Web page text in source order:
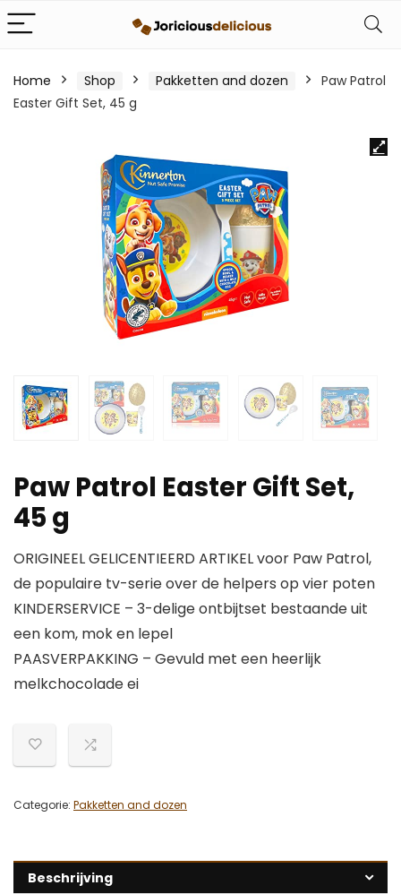
Home Shop Pakketten and dozen
Paw Patrol
Easter Gift Set, 45 g
Paw Patrol Easter Gift Set,
45 g
ORIGINEEL GELICENTIEERD ARTIKEL voor Paw Patrol,
de populaire tv-serie over de helpers op vier poten
KINDERSERVICE – 3-delige ontbijtset bestaande uit
een kom, mok en lepel
PAASVERPAKKING – Gevuld met een heerlijk
melkchocolade ei
Categorie: Pakketten and dozen
Beschrijving